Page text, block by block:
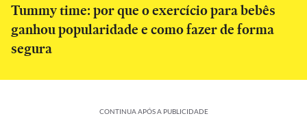
Tummy time: por que o exercício para bebês
ganhou popularidade e como fazer de forma
segura
CONTINUA APÓS A PUBLICIDADE